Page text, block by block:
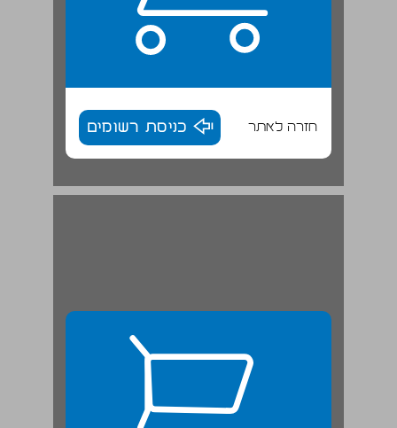
חזרה לאתר כניסת רשומים